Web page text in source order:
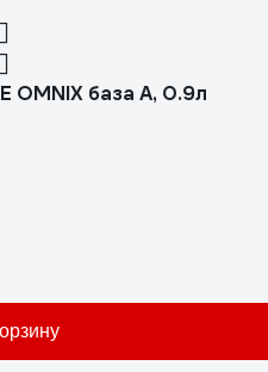
OMNIX база А, 0.9л